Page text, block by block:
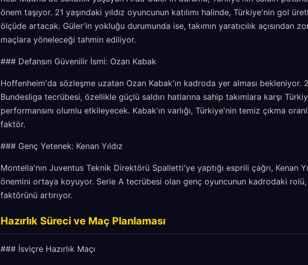
önem taşıyor. 21 yaşındaki yıldız oyuncunun katılımı halinde, Türkiye'nin gol
ölçüde artacak. Güler'in yokluğu durumunda ise, takımın yaratıcılık açısından
maçlara yöneleceği tahmin ediliyor.
### Defansın Güvenilir İsmi: Ozan Kabak
Hoffenheim'da sözleşme uzatan Ozan Kabak'ın kadroda yer alması bekleniyor.
Bundesliga tecrübesi, özellikle güçlü saldırı hatlarına sahip takımlara karşı
performansını olumlu etkileyecek. Kabak'ın varlığı, Türkiye'nin temiz çıkma
faktör.
### Genç Yetenek: Kenan Yıldız
Montella'nın Juventus Teknik Direktörü Spalletti'ye yaptığı esprili çağrı, Kenan
önemini ortaya koyuyor. Serie A tecrübesi olan genç oyuncunun kadrodaki
faktörünü artırıyor.
Hazırlık Süreci ve Maç Planlaması
### İsviçre Hazırlık Maçı